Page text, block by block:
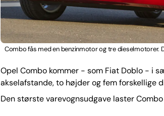
Combo fås med en benzinmotor og tre dieselmotorer.
Opel Combo kommer - som Fiat Doblo - i
akselafstande, to højder og fem forskellige
Den største varevognsudgave laster